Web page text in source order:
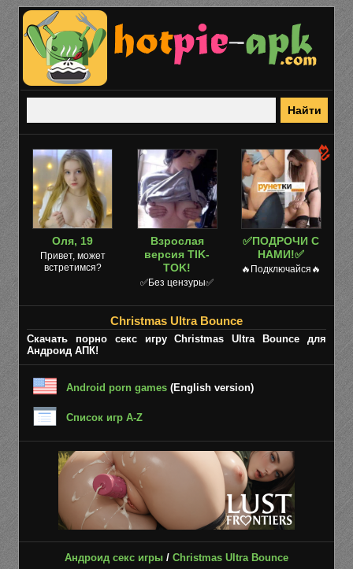
Оля, 19
Привет, может
встретимся?
Взрослая
версия TIK-
TOK!
✅Без цензуры✅
✅ПОДРОЧИ С
НАМИ!✅
🔥Подключайся🔥
Christmas Ultra Bounce
Скачать порно секс игру Christmas Ultra Bounce для
Андроид АПК!
Android porn games (English version)
Список игр A-Z
Андроид секс игры / Christmas Ultra Bounce